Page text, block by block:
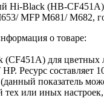
Hi-Black (HB-
MFP M681/ M682,
о товаре:
для цветных
Ресурс составляет
показатель
тех или иных